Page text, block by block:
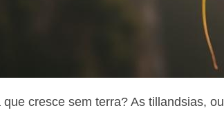
cresce sem terra? As tillandsias, ou